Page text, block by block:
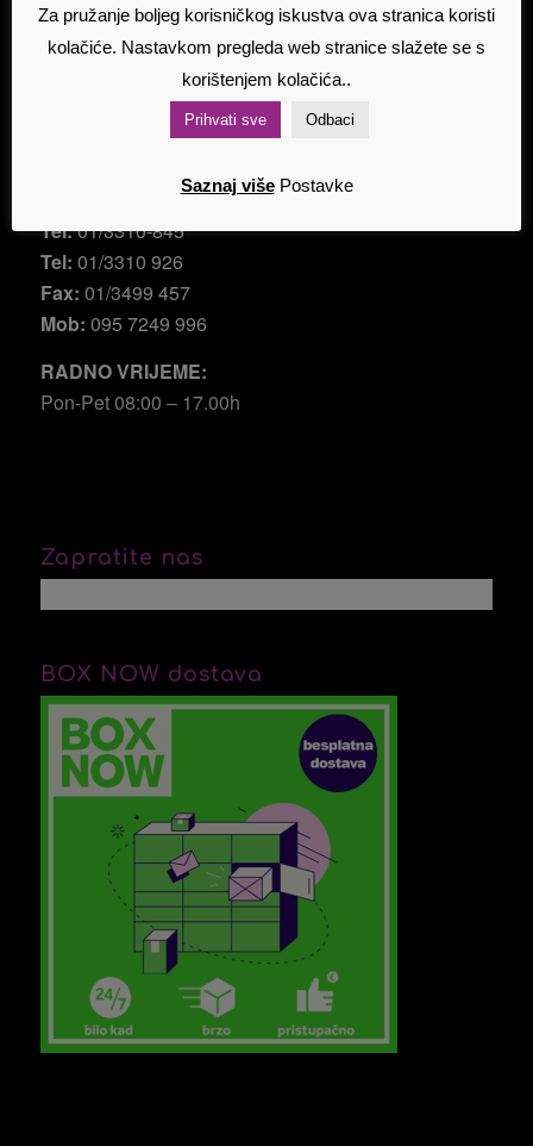
ŠPANSKO
Ante Topić Mimare 11a, 10 090 Zagreb
alfabet@alfabet.hr
0800 200 149
Tel:01/3310-845
Tel: 01/3310 926
Fax: 01/3499 457
Mob: 095 7249 996
RADNO VRIJEME:
Pon-Pet 08:00 – 17.00h
Zapratite nas
BOX NOW dostava
Za pružanje boljeg korisničkog iskustva ova stranica koristi
kolačiće. Nastavkom pregleda web stranice slažete se s
korištenjem kolačića..
Prihvati sve Odbaci
Saznaj više Postavke